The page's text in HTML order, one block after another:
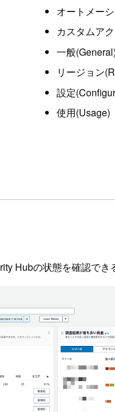
オートメー
カスタムア
一般(General)
リージョン
設定
使用(Usage)
Hubの状態を確認でき